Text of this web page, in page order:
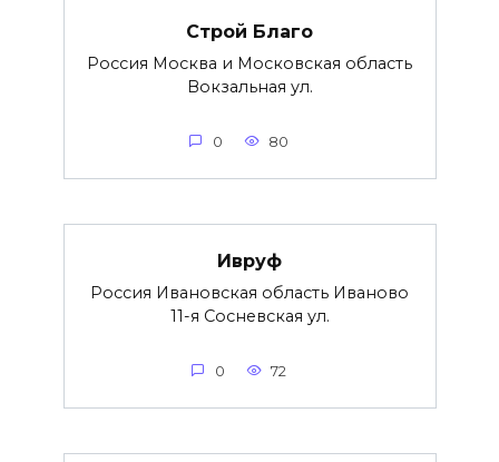
Строй Благо
Россия Москва и Московская область
Вокзальная ул.
0 80
Ивруф
Россия Ивановская область Иваново
11-я Сосневская ул.
0 72